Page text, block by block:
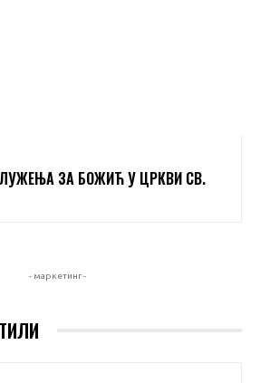
ЗА БОЖИЋ У ЦРКВИ СВ.
- маркетинг -